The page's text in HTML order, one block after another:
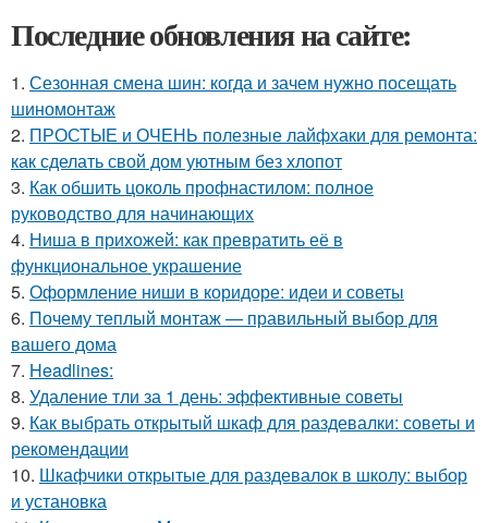
Последние обновления на сайте:
1. Сезонная смена шин: когда и зачем нужно посещать
шиномонтаж
2. ПРОСТЫЕ и ОЧЕНЬ полезные лайфхаки для ремонта:
как сделать свой дом уютным без хлопот
3. Как обшить цоколь профнастилом: полное
руководство для начинающих
4. Ниша в прихожей: как превратить её в
функциональное украшение
5. Оформление ниши в коридоре: идеи и советы
6. Почему теплый монтаж — правильный выбор для
вашего дома
7. Headlines:
8. Удаление тли за 1 день: эффективные советы
9. Как выбрать открытый шкаф для раздевалки: советы и
рекомендации
10. Шкафчики открытые для раздевалок в школу: выбор
и установка